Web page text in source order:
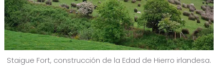
Staigue Fort, construcción de la Edad de Hierro irlandesa.